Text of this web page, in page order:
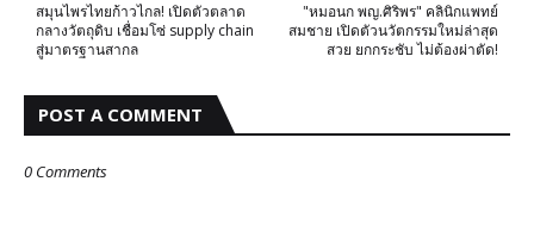
"หมอนก พญ.ศิริพร" คลินิกแพทย์
สมชาย เปิดตัวนวัตกรรมใหม่ล่าสุด
สวย ยกกระชับ ไม่ต้องผ่าตัด!
สมุนไพรไทยก้าวไกล! เปิดตัวตลาด
กลางวัตถุดิบ เชื่อมโซ่ supply chain
สู่มาตรฐานสากล
POST A COMMENT
0 Comments